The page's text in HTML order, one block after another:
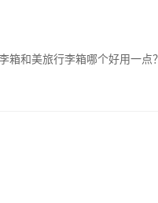
箱和美旅行李箱哪个好用一点